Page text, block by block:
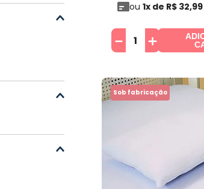
ou 1x de R$ 32,99
＋
－
Sob fabricação